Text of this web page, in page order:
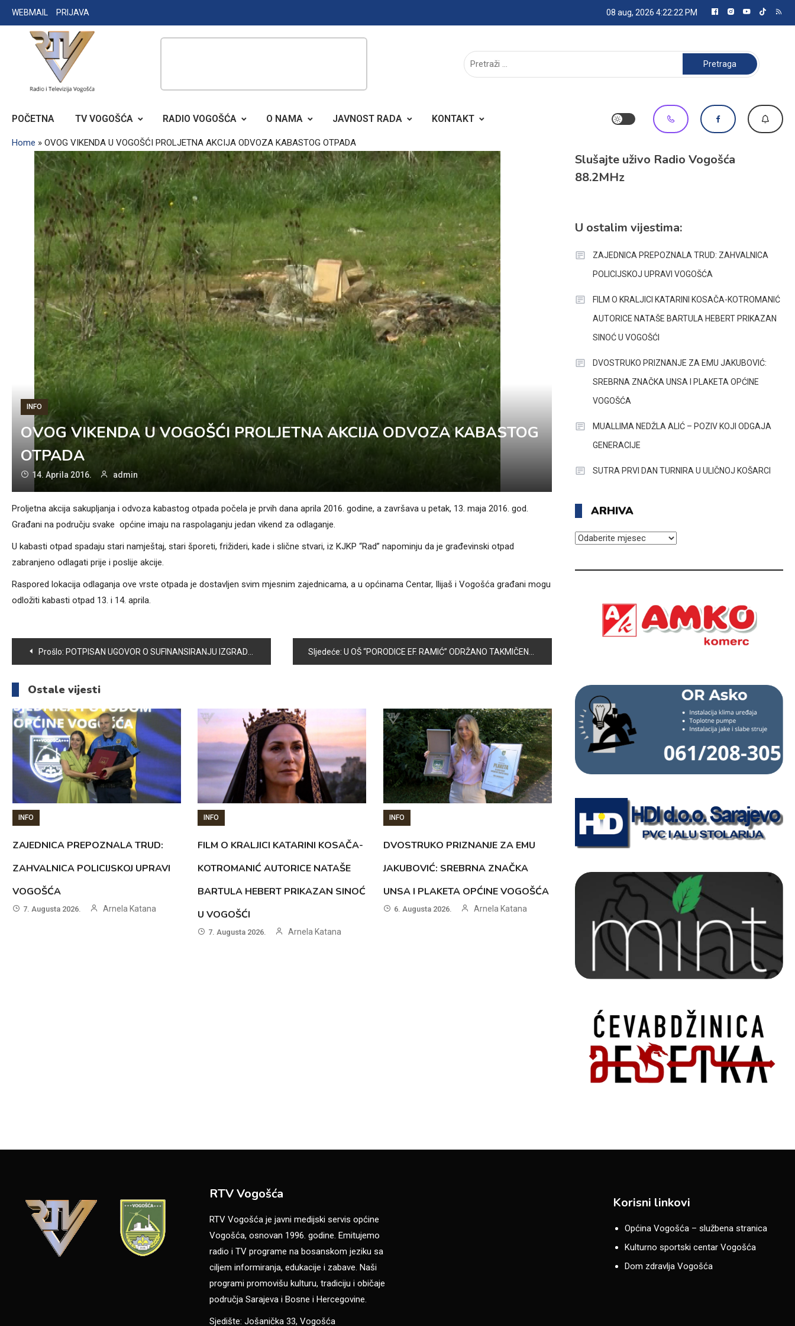
Skip
to
WEBMAIL PRIJAVA 08 aug, 2026 4:22:23 PM
RADIO TELEVIZIJA VOGOŠĆA
Pretraga:
POČETNA TV VOGOŠĆA RADIO VOGOŠĆA O NAMA JAVNOST RADA KONTAKT
Home » OVOG VIKENDA U VOGOŠĆI PROLJETNA AKCIJA ODVOZA KABASTOG OTPADA
INFO
OVOG VIKENDA U VOGOŠĆI PROLJETNA AKCIJA ODVOZA KABASTOG
OTPADA
14. Aprila 2016. admin
Proljetna akcija sakupljanja i odvoza kabastog otpada počela je prvih dana aprila 2016. godine, a završava u petak, 13. maja 2016. god.
Građani na području svake općine imaju na raspolaganju jedan vikend za odlaganje.
U kabasti otpad spadaju stari namještaj, stari šporeti, frižideri, kade i slične stvari, iz KJKP “Rad” napominju da je građevinski otpad
zabranjeno odlagati prije i poslije akcije.
Raspored lokacija odlaganja ove vrste otpada je dostavljen svim mjesnim zajednicama, a u općinama Centar, Ilijaš i Vogošća građani mogu
odložiti kabasti otpad 13. i 14. aprila.
Navigacija
članaka
Prošlo: POTPISAN UGOVOR O SUFINANSIRANJU IZGRADNJE LOKALNOG VODOVODA VRAPČE Sljedeće: U OŠ “PORODICE EF. RAMIĆ” ODRŽANO TAKMIČENJE IZ MATEMATIKE ZA OSNOVCE
Ostale vijesti
INFO
ZAJEDNICA PREPOZNALA TRUD:
ZAHVALNICA POLICIJSKOJ UPRAVI
VOGOŠĆA
7. Augusta 2026. Arnela Katana
INFO
FILM O KRALJICI KATARINI KOSAČA-
KOTROMANIĆ AUTORICE NATAŠE
BARTULA HEBERT PRIKAZAN SINOĆ
U VOGOŠĆI
7. Augusta 2026. Arnela Katana
INFO
DVOSTRUKO PRIZNANJE ZA EMU
JAKUBOVIĆ: SREBRNA ZNAČKA
UNSA I PLAKETA OPĆINE VOGOŠĆA
6. Augusta 2026. Arnela Katana
Slušajte uživo Radio Vogošća
88.2MHz
U ostalim vijestima:
ZAJEDNICA PREPOZNALA TRUD: ZAHVALNICA
POLICIJSKOJ UPRAVI VOGOŠĆA
FILM O KRALJICI KATARINI KOSAČA-KOTROMANIĆ
AUTORICE NATAŠE BARTULA HEBERT PRIKAZAN
SINOĆ U VOGOŠĆI
DVOSTRUKO PRIZNANJE ZA EMU JAKUBOVIĆ:
SREBRNA ZNAČKA UNSA I PLAKETA OPĆINE
VOGOŠĆA
MUALLIMA NEDŽLA ALIĆ – POZIV KOJI ODGAJA
GENERACIJE
SUTRA PRVI DAN TURNIRA U ULIČNOJ KOŠARCI
ARHIVA
ARHIVA
RTV Vogošća
RTV Vogošća je javni medijski servis općine
Vogošća, osnovan 1996. godine. Emitujemo
radio i TV programe na bosanskom jeziku sa
ciljem informiranja, edukacije i zabave. Naši
programi promovišu kulturu, tradiciju i običaje
područja Sarajeva i Bosne i Hercegovine.
Sjedište: Jošanička 33, Vogošća
Korisni linkovi
Općina Vogošća – službena stranica
Kulturno sportski centar Vogošća
Dom zdravlja Vogošća